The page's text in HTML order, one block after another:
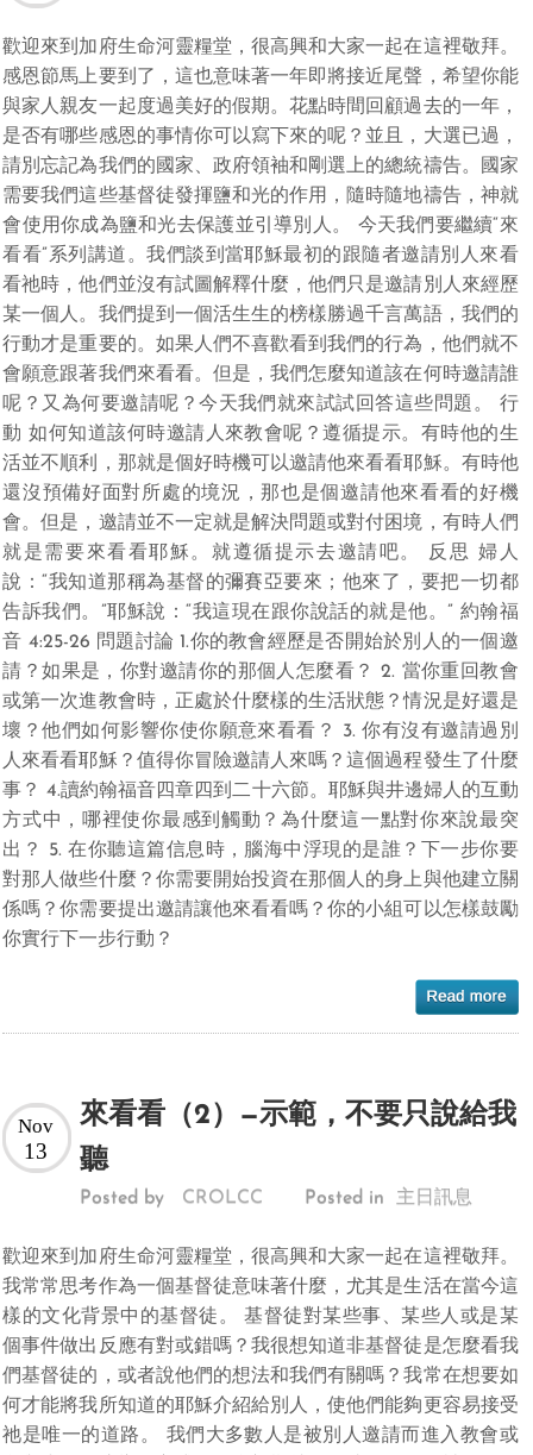
歡迎來到加府生命河靈糧堂，很高興和大家一起在這裡敬拜。
感恩節馬上要到了，這也意味著一年即將接近尾聲，希望你能
與家人親友一起度過美好的假期。花點時間回顧過去的一年，
是否有哪些感恩的事情你可以寫下來的呢？並且，大選已過，
請別忘記為我們的國家、政府領袖和剛選上的總統禱告。國家
需要我們這些基督徒發揮鹽和光的作用，隨時隨地禱告，神就
會使用你成為鹽和光去保護並引導別人。 今天我們要繼續“來
看看”系列講道。我們談到當耶穌最初的跟隨者邀請別人來看
看祂時，他們並沒有試圖解釋什麼，他們只是邀請別人來經歷
某一個人。我們提到一個活生生的榜樣勝過千言萬語，我們的
行動才是重要的。如果人們不喜歡看到我們的行為，他們就不
會願意跟著我們來看看。但是，我們怎麼知道該在何時邀請誰
呢？又為何要邀請呢？今天我們就來試試回答這些問題。 行
動 如何知道該何時邀請人來教會呢？遵循提示。有時他的生
活並不順利，那就是個好時機可以邀請他來看看耶穌。有時他
還沒預備好面對所處的境況，那也是個邀請他來看看的好機
會。但是，邀請並不一定就是解決問題或對付困境，有時人們
就是需要來看看耶穌。就遵循提示去邀請吧。 反思 婦人
說：“我知道那稱為基督的彌賽亞要來；他來了，要把一切都
告訴我們。”耶穌說：“我這現在跟你說話的就是他。” 約翰福
音 4:25-26 問題討論 1.你的教會經歷是否開始於別人的一個邀
請？如果是，你對邀請你的那個人怎麼看？ 2. 當你重回教會
或第一次進教會時，正處於什麼樣的生活狀態？情況是好還是
壞？他們如何影響你使你願意來看看？ 3. 你有沒有邀請過別
人來看看耶穌？值得你冒險邀請人來嗎？這個過程發生了什麼
事？ 4.讀約翰福音四章四到二十六節。耶穌與井邊婦人的互動
方式中，哪裡使你最感到觸動？為什麼這一點對你來說最突
出？ 5. 在你聽這篇信息時，腦海中浮現的是誰？下一步你要
對那人做些什麼？你需要開始投資在那個人的身上與他建立關
係嗎？你需要提出邀請讓他來看看嗎？你的小組可以怎樣鼓勵
你實行下一步行動？
來看看（2）—示範，不要只說給我
聽
Nov
13
Posted by CROLCC Posted in 主日訊息
歡迎來到加府生命河靈糧堂，很高興和大家一起在這裡敬拜。
我常常思考作為一個基督徒意味著什麼，尤其是生活在當今這
樣的文化背景中的基督徒。 基督徒對某些事、某些人或是某
個事件做出反應有對或錯嗎？我很想知道非基督徒是怎麼看我
們基督徒的，或者說他們的想法和我們有關嗎？我常在想要如
何才能將我所知道的耶穌介紹給別人，使他們能夠更容易接受
祂是唯一的道路。 我們大多數人是被別人邀請而進入教會或